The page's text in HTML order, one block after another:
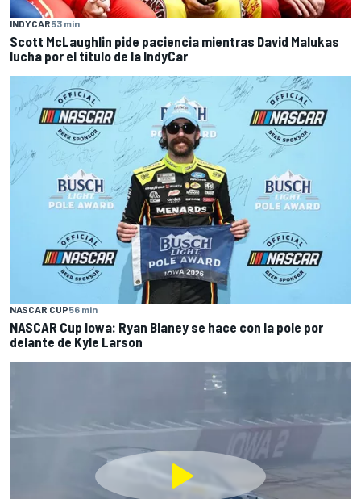
INDYCAR53 min
Scott McLaughlin pide paciencia mientras David Malukas
lucha por el título de la IndyCar
NASCAR CUP56 min
NASCAR Cup Iowa: Ryan Blaney se hace con la pole por
delante de Kyle Larson